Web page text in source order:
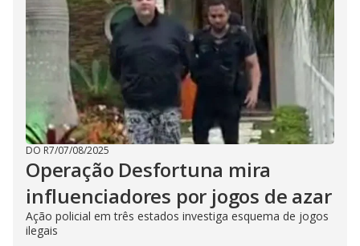
DO R7/07/08/2025
Operação Desfortuna mira
influenciadores por jogos de azar
Ação policial em três estados investiga esquema de jogos
ilegais